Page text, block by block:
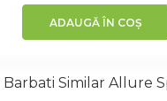
ADAUGĂ ÎN COȘ
Similar Allure